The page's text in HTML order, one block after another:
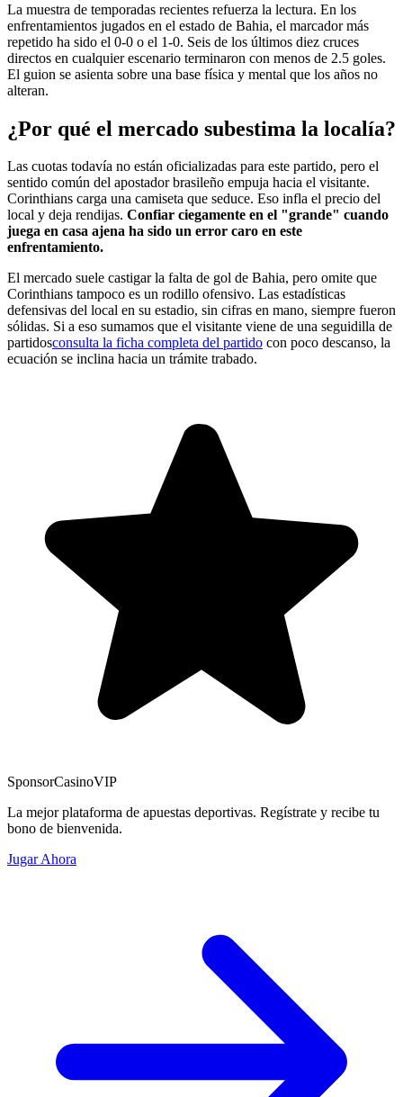
La muestra de temporadas recientes refuerza la lectura. En los
enfrentamientos jugados en el estado de Bahia, el marcador más
repetido ha sido el 0-0 o el 1-0. Seis de los últimos diez cruces
directos en cualquier escenario terminaron con menos de 2.5 goles.
El guion se asienta sobre una base física y mental que los años no
alteran.
¿Por qué el mercado subestima la localía?
Las cuotas todavía no están oficializadas para este partido, pero el
sentido común del apostador brasileño empuja hacia el visitante.
Corinthians carga una camiseta que seduce. Eso infla el precio del
local y deja rendijas. Confiar ciegamente en el "grande" cuando
juega en casa ajena ha sido un error caro en este
enfrentamiento.
El mercado suele castigar la falta de gol de Bahia, pero omite que
Corinthians tampoco es un rodillo ofensivo. Las estadísticas
defensivas del local en su estadio, sin cifras en mano, siempre fueron
sólidas. Si a eso sumamos que el visitante viene de una seguidilla de
partidosconsulta la ficha completa del partido con poco descanso, la
ecuación se inclina hacia un trámite trabado.
SponsorCasinoVIP
La mejor plataforma de apuestas deportivas. Regístrate y recibe tu
bono de bienvenida.
Jugar Ahora